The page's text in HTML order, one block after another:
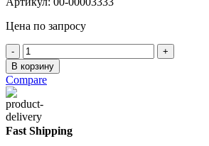
Цена по запросу
Количество
товара
Эмаль
ПФ-115
Krafor
желтая,
0,8
кг
В корзину
Compare
Fast Shipping